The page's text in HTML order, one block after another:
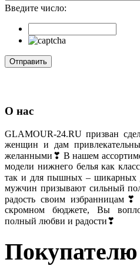
Введите число:
О нас
GLAMOUR-24.RU призван
женщин и дам
желанными❣ В нашем
модели нижнего белья как
так и для пышных –
мужчин призывают сильный
радость своим
скромном бюджете, Вы
полный любви и радости❣
Покупателю